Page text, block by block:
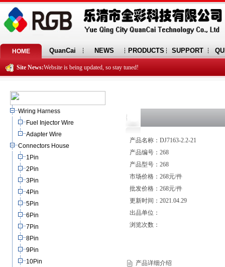
HOME QuanCai NEWS PRODUCTS SUPPORT
Site News:Website is being updated, so stay tuned!
Wiring Harness
Fuel Injector Wire
Adapter Wire
Connectors House
1Pin
2Pin
3Pin
4Pin
5Pin
6Pin
7Pin
8Pin
9Pin
10Pin
产品名称：DJ7163-2.2-21
产品编号：268
产品型号：268
市场价格：268元/件
批发价格：268元/件
更新时间：2021.04.29
出品单位：
浏览次数：
产品详细介绍